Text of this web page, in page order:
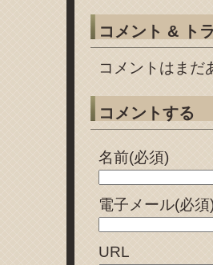
コメント & ト
コメントはまだ
コメントする
名前(必須)
電子メール(必須
URL